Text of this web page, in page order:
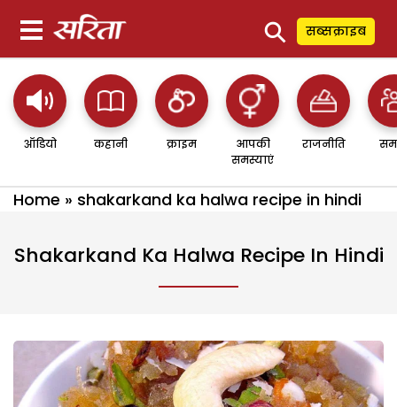
⚲ सब्सक्राइब
ऑडियो कहानी क्राइम
आपकी
समस्याएं
राजनीति
Home » shakarkand ka halwa recipe in hindi
Shakarkand Ka Halwa Recipe In Hindi